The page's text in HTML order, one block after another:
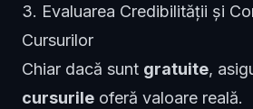
3. Evaluarea Credibilității și
Cursurilor
Chiar dacă sunt gratuite,
cursurile oferă valoare reală.